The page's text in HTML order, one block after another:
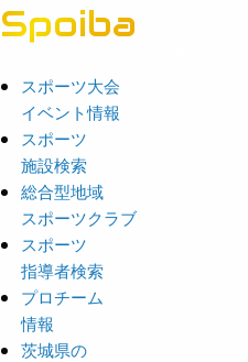
Spoiba
スポーツ大会
イベント情報
スポーツ
施設検索
総合型地域
スポーツクラブ
スポーツ
指導者検索
プロチーム
情報
茨城県の